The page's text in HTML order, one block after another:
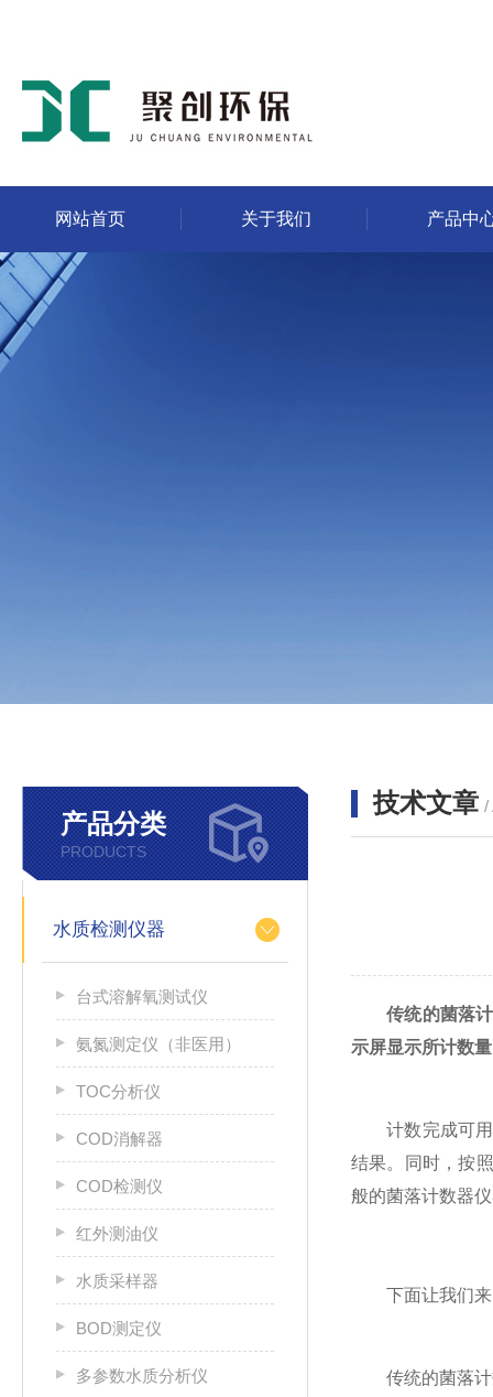
网站首页 关于我们 产品中
产品分类
PRODUCTS
水质检测仪器
台式溶解氧测试仪
氨氮测定仪（非医用）
TOC分析仪
COD消解器
COD检测仪
红外测油仪
水质采样器
BOD测定仪
多参数水质分析仪
技术文章 /
传统的菌落
示屏显示所计数
计数完成可用
结果。同时，按
般的菌落计数器
下面让我们来
传统的菌落计